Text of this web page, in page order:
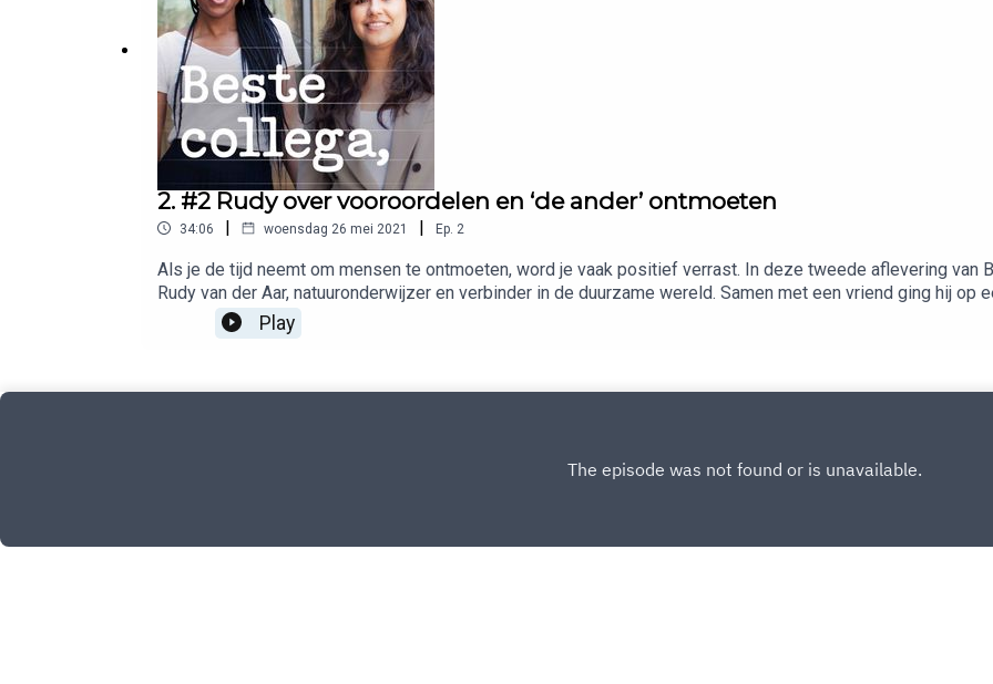
2. #2 Rudy over vooroordelen en ‘de ander’ ontmoeten
34:06 | woensdag 26 mei 2021 | Ep. 2
Als je de tijd neemt om mensen te ontmoeten, word je vaak positief verrast. In deze tweede aflevering van
Rudy van der Aar, natuuronderwijzer en verbinder in de duurzame wereld. Samen met een vriend ging hij op
werd een onvergetelijk avontuur, vol bijzondere ontmoetingen en overwonnen obstakels. Hoe ga je om met
jezelf? Oh, en moet je eigenlijk oefenen als je zover gaat fietsen?Benieuwd naar het boek 'Green Deen'
Play